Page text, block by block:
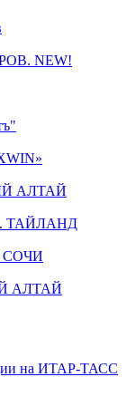
NEW!
АЛТАЙ
ТАЙЛАНД
СОЧИ
АЛТАЙ
на ИТАР-ТАСС